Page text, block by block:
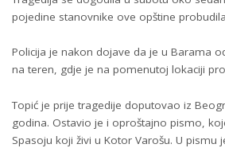
pojedine stanovnike ove opštine
Policija je nakon dojave da je u Barama
na teren, gdje je na pomenutoj lokaciji
Topić je prije tragedije doputovao iz
godina. Ostavio je i oproštajno pismo,
Spasoju koji živi u Kotor Varošu. U pismu